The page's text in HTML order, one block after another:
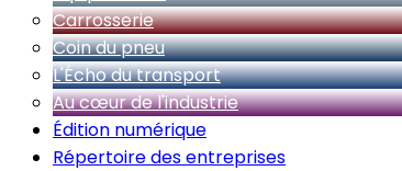
Carrosserie
Coin du pneu
L'Écho du transport
Au cœur de l'industrie
Édition numérique
Répertoire des entreprises